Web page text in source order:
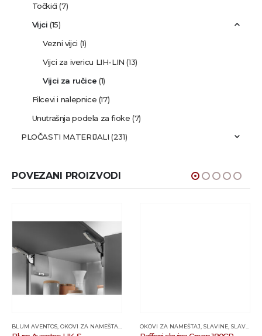
Točkići (7)
Vijci (15)
Vezni vijci (1)
Vijci za ivericu LIH-LIN (13)
Vijci za ručice (1)
Filcevi i nalepnice (17)
Unutrašnja podela za fioke (7)
PLOČASTI MATERIJALI (231)
POVEZANI PROIZVODI
BLUM AVENTOS OKOVI ZA NAMEŠTAJ PODIZNI MEHANIZMI
OKOVI ZA NAMEŠTAJ SLAVINE SLAVINE PAFFONI